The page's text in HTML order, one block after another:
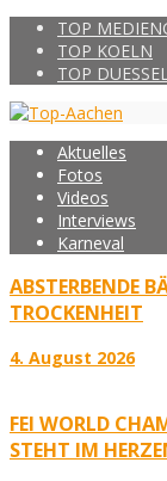
TOP
TOP KOELN
TOP
Aktuelles
Fotos
Videos
Interviews
Karneval
ABSTERBENDE
TROCKENHEIT
4. August 2026
FEI WORLD
STEHT IM